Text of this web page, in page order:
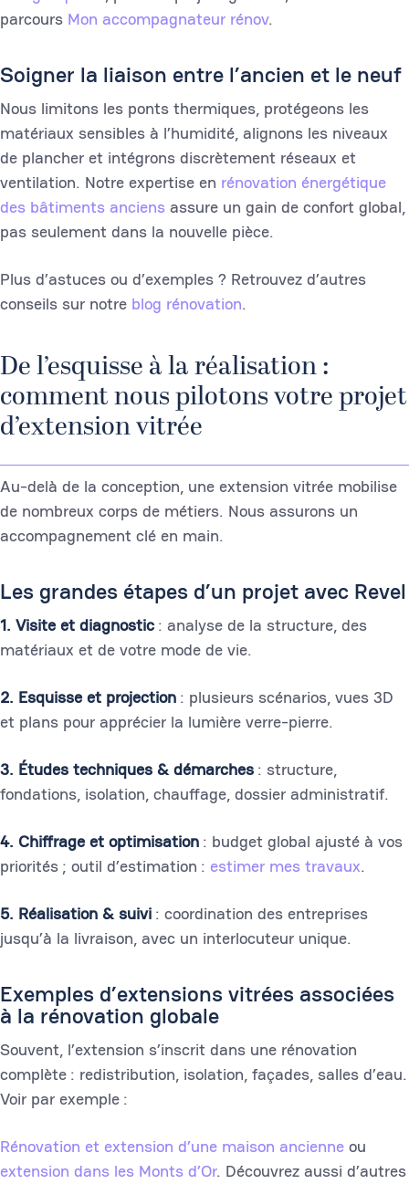
parcours Mon accompagnateur rénov.
Soigner la liaison entre l’ancien et le neuf
Nous limitons les ponts thermiques, protégeons les
matériaux sensibles à l’humidité, alignons les niveaux
de plancher et intégrons discrètement réseaux et
ventilation. Notre expertise en rénovation énergétique
des bâtiments anciens assure un gain de confort global,
pas seulement dans la nouvelle pièce.
Plus d’astuces ou d’exemples ? Retrouvez d’autres
conseils sur notre blog rénovation.
De l’esquisse à la réalisation :
comment nous pilotons votre projet
d’extension vitrée
Au-delà de la conception, une extension vitrée mobilise
de nombreux corps de métiers. Nous assurons un
accompagnement clé en main.
Les grandes étapes d’un projet avec Revel
1. Visite et diagnostic : analyse de la structure, des
matériaux et de votre mode de vie.
2. Esquisse et projection : plusieurs scénarios, vues 3D
et plans pour apprécier la lumière verre-pierre.
3. Études techniques & démarches : structure,
fondations, isolation, chauffage, dossier administratif.
4. Chiffrage et optimisation : budget global ajusté à vos
priorités ; outil d’estimation : estimer mes travaux.
5. Réalisation & suivi : coordination des entreprises
jusqu’à la livraison, avec un interlocuteur unique.
Exemples d’extensions vitrées associées
à la rénovation globale
Souvent, l’extension s’inscrit dans une rénovation
complète : redistribution, isolation, façades, salles d’eau.
Voir par exemple :
Rénovation et extension d’une maison ancienne ou
extension dans les Monts d’Or. Découvrez aussi d’autres